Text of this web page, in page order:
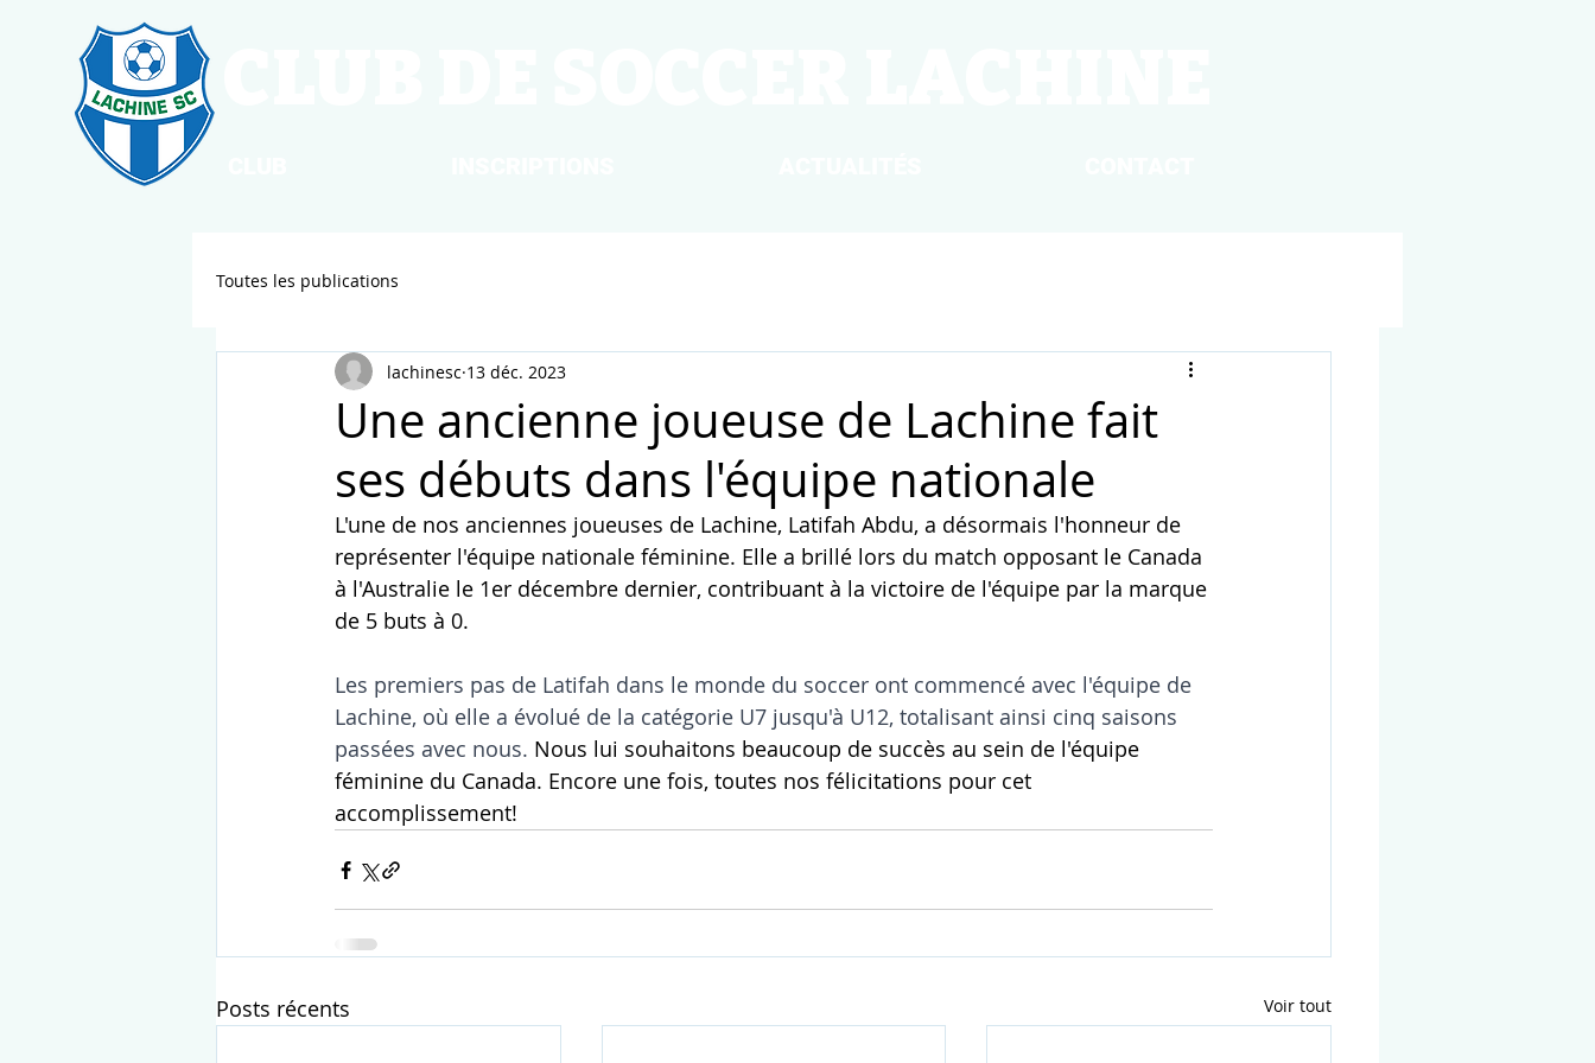
Toutes les publications
Une ancienne joueuse de Lachine fait
ses débuts dans l'équipe nationale
lachinesc 13 déc. 2023
L'une de nos anciennes joueuses de Lachine, Latifah Abdu, a désormais l'honneur de
représenter l'équipe nationale féminine. Elle a brillé lors du match opposant le Canada
à l'Australie le 1er décembre dernier, contribuant à la victoire de l'équipe par la marque
de 5 buts à 0.
Les premiers pas de Latifah dans le monde du soccer ont commencé avec l'équipe de
Lachine, où elle a évolué de la catégorie U7 jusqu'à U12, totalisant ainsi cinq saisons
passées avec nous. Nous lui souhaitons beaucoup de succès au sein de l'équipe
féminine du Canada. Encore une fois, toutes nos félicitations pour cet
accomplissement!
Posts récents Voir tout